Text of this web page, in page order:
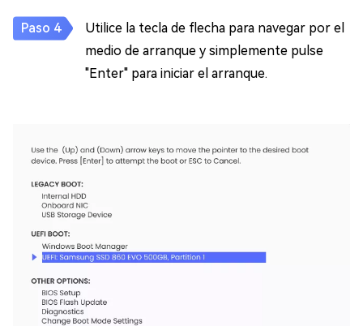
Utilice la tecla de flecha para navegar por el
medio de arranque y simplemente pulse
"Enter" para iniciar el arranque.